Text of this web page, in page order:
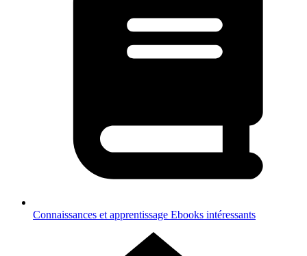
Connaissances et apprentissage Ebooks intéressants